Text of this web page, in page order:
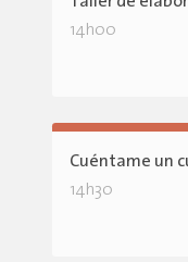
14h00
Cuéntame un
14h30